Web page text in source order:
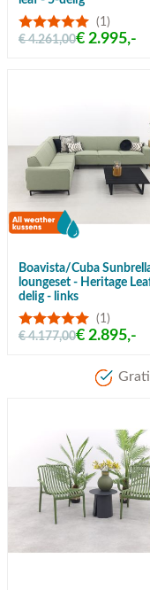
(1)
€ 4.261,00€ 2.995,-
Boavista/Cuba
loungeset - Heritage
delig - links
(1)
€ 4.177,00€ 2.895,-